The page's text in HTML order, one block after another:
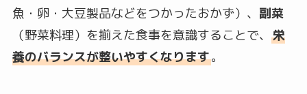
魚・卵・大豆製品などをつかったおかず）、 副菜
（野菜料理）を揃えた食事を意識することで、 栄
養のバランスが整いやすくなります。